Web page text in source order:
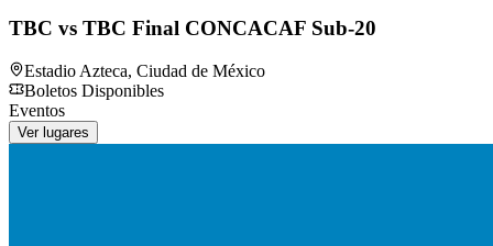
TBC vs TBC Final CONCACAF Sub-20
Estadio Azteca, Ciudad de México
Boletos Disponibles
Eventos
Ver lugares